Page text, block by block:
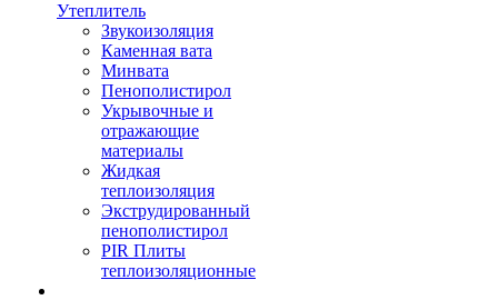
Утеплитель
Звукоизоляция
Каменная вата
Минвата
Пенополистирол
Укрывочные и
отражающие
материалы
Жидкая
теплоизоляция
Экструдированный
пенополистирол
PIR Плиты
теплоизоляционные